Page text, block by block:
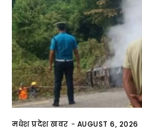
मधेश प्रदेश खवर - AUGUST 6, 2026